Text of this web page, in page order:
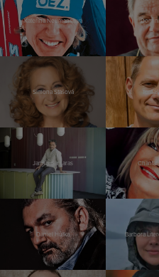
Kateřina Neumannová
Simona Stašová
Jannis Samaras
Daniel Hůlka Barbora